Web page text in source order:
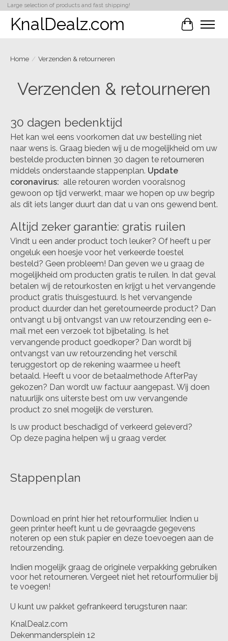
Large selection of products and fast shipping!
KnalDealz.com
Home / Verzenden & retourneren
Verzenden & retourneren
30 dagen bedenktijd
Het kan wel eens voorkomen dat uw bestelling niet
naar wens is. Graag bieden wij u de mogelijkheid om uw
bestelde producten binnen 30 dagen te retourneren
middels onderstaande stappenplan. Update
coronavirus: alle retouren worden vooralsnog
gewoon op tijd verwerkt, maar we hopen op uw begrip
als dit iets langer duurt dan dat u van ons gewend bent.
Altijd zeker garantie: gratis ruilen
Vindt u een ander product toch leuker? Of heeft u per
ongeluk een hoesje voor het verkeerde toestel
besteld? Geen probleem! Dan geven we u graag de
mogelijkheid om producten gratis te ruilen. In dat geval
betalen wij de retourkosten en krijgt u het vervangende
product gratis thuisgestuurd. Is het vervangende
product duurder dan het geretourneerde product? Dan
ontvangt u bij ontvangst van uw retourzending een e-
mail met een verzoek tot bijbetaling. Is het
vervangende product goedkoper? Dan wordt bij
ontvangst van uw retourzending het verschil
teruggestort op de rekening waarmee u heeft
betaald. Heeft u voor de betaalmethode AfterPay
gekozen? Dan wordt uw factuur aangepast. Wij doen
natuurlijk ons uiterste best om uw vervangende
product zo snel mogelijk de versturen.
Is uw product beschadigd of verkeerd geleverd?
Op deze pagina helpen wij u graag verder.
Stappenplan
Download en print hier het retourformulier. Indien u
geen printer heeft kunt u de gevraagde gegevens
noteren op een stuk papier en deze toevoegen aan de
retourzending.
Indien mogelijk graag de originele verpakking gebruiken
voor het retourneren. Vergeet niet het retourformulier bij
te voegen!
U kunt uw pakket gefrankeerd terugsturen naar:
KnalDealz.com
Dekenmandersplein 12